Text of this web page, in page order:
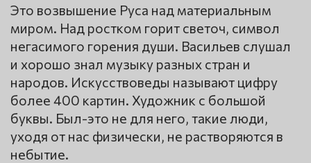
Это возвышение Руса над материальным
миром. Над ростком горит светоч, символ
негасимого горения души. Васильев слушал
и хорошо знал музыку разных стран и
народов. Искусствоведы называют цифру
более 400 картин. Художник с большой
буквы. Был-это не для него, такие люди,
уходя от нас физически, не растворяются в
небытие.